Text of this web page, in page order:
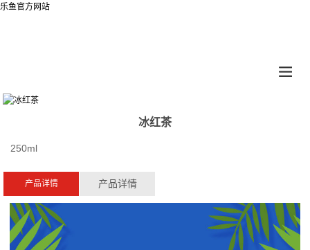
乐鱼官方网站
冰红茶
250ml
产品详情 产品详情